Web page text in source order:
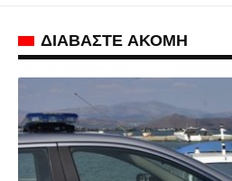
ΔΙΑΒΑΣΤΕ ΑΚΟΜΗ